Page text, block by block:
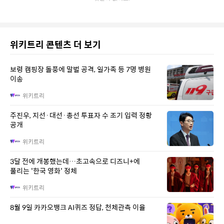
위키트리 콘텐츠 더 보기
보령 캠핑장 돌풍에 말벌 공격, 일가족 등 7명 병원
이송
위키트리
주진우, 지선·대선·총선 투표자 수 조기 입력 정황
공개
위키트리
3달 전에 개봉했는데…초고속으로 디즈니+에
풀리는 '한국 영화' 정체
위키트리
8월 9일 카카오뱅크 AI퀴즈 정답, 천체관측 이율